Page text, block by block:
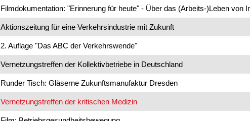
Filmdokumentation: "Erinnerung für heute" - Über das (Arbeits-)Leben von
Aktionszeitung für eine Verkehrsindustrie mit Zukunft
2. Auflage "Das ABC der Verkehrswende"
Vernetzungstreffen der Kollektivbetriebe in Deutschland
Runder Tisch: Gläserne Zukunftsmanufaktur Dresden
Vernetzungstreffen der kritischen Medizin